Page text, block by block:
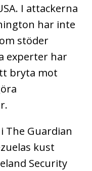
I attackerna
har inte
stöder
experter har
bryta mot
The Guardian
kust
Security